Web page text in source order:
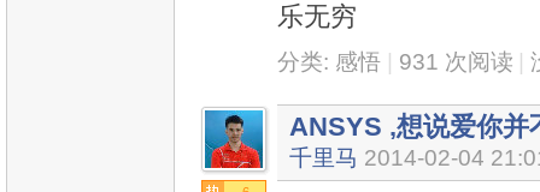
乐无穷
分类: 感悟 931 次阅读
ANSYS ,想说爱你并
千里马 2014-02-04